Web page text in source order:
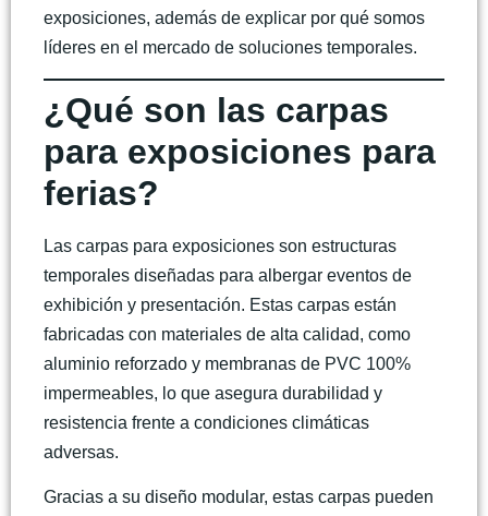
exposiciones, además de explicar por qué somos
líderes en el mercado de soluciones temporales.
¿Qué son las carpas
para exposiciones para
ferias?
Lascarpas para exposiciones son estructuras
temporales diseñadas para albergar eventos de
exhibición y presentación. Estas carpas están
fabricadas con materiales de alta calidad, como
aluminio reforzado y membranas de PVC 100%
impermeables, lo que asegura durabilidad y
resistencia frente a condiciones climáticas
adversas.
Gracias a su diseño modular, estas carpas pueden